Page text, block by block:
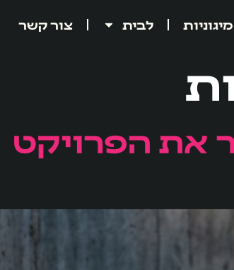
מיגוניות לבית צור קשר
את הפרויקט